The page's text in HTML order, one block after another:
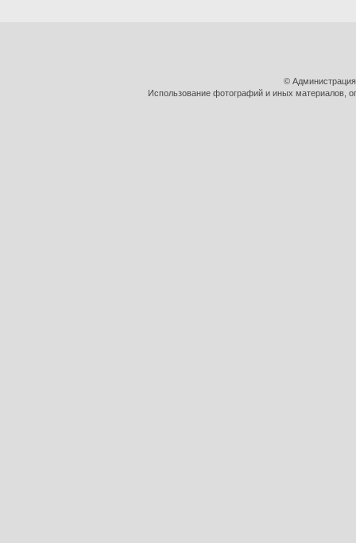
©
Использование фотографий и иных материалов,